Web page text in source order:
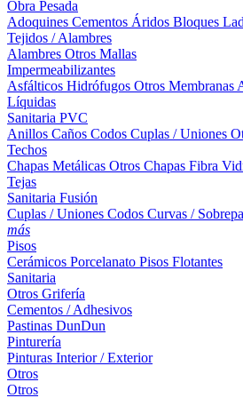
Obra Pesada
Adoquines Cementos Áridos Bloques
Tejidos / Alambres
Alambres Otros Mallas
Impermeabilizantes
Asfálticos Hidrófugos Otros Membranas
Líquidas
Sanitaria PVC
Anillos Caños Codos Cuplas / Uniones
Techos
Chapas Metálicas Otros Chapas Fibra
Tejas
Sanitaria Fusión
Cuplas / Uniones Codos Curvas /
más
Pisos
Cerámicos Porcelanato Pisos Flotantes
Sanitaria
Otros Grifería
Cementos / Adhesivos
Pastinas DunDun
Pinturería
Pinturas Interior / Exterior
Otros
Otros